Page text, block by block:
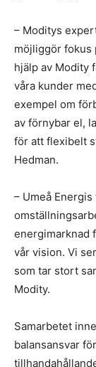
– Moditys
möjliggör fokus
hjälp av Modity
våra kunder
exempel om
av förnybar el,
för att flexibelt
Hedman.
– Umeå
energimarknad
vår vision. Vi
som tar stort
Modity.
Samarbetet
balansansvar